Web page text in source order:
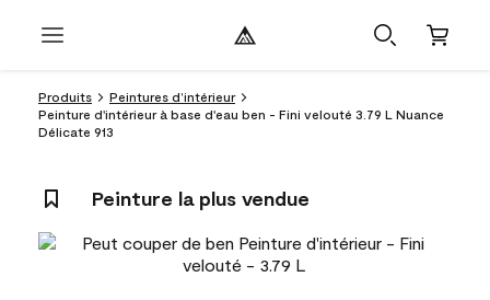
Produits
Peintures d’intérieur
Peinture d'intérieur à base d'eau ben - Fini velouté 3.79 L Nuance
Délicate 913
Peinture la plus vendue